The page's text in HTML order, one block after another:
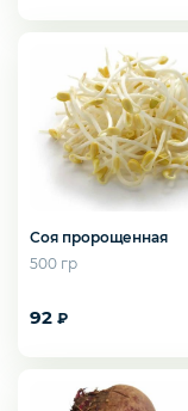
Масло
Напитки
Яйцо
Соя пророщенная
500 гр
92 ₽